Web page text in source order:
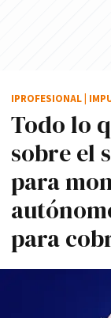
Todo lo
sobre el
para
para
IPROFESIONAL